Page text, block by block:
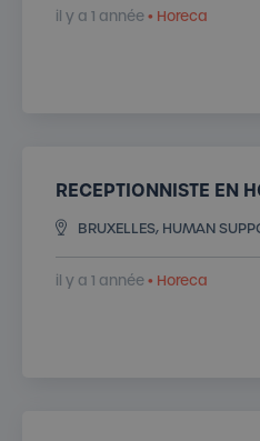
il y a 1 année• Horeca
RECEPTIONNISTE EN
BRUXELLES, HUMAN
il y a 1 année• Horeca